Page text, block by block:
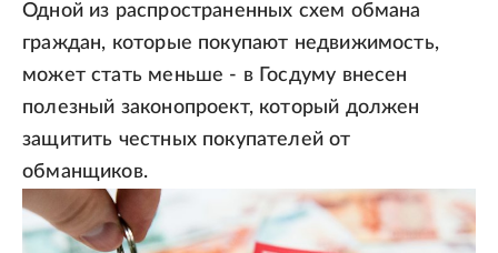
Одной из распространенных схем обмана
граждан, которые покупают недвижимость,
может стать меньше - в Госдуму внесен
полезный законопроект, который должен
защитить честных покупателей от
обманщиков.